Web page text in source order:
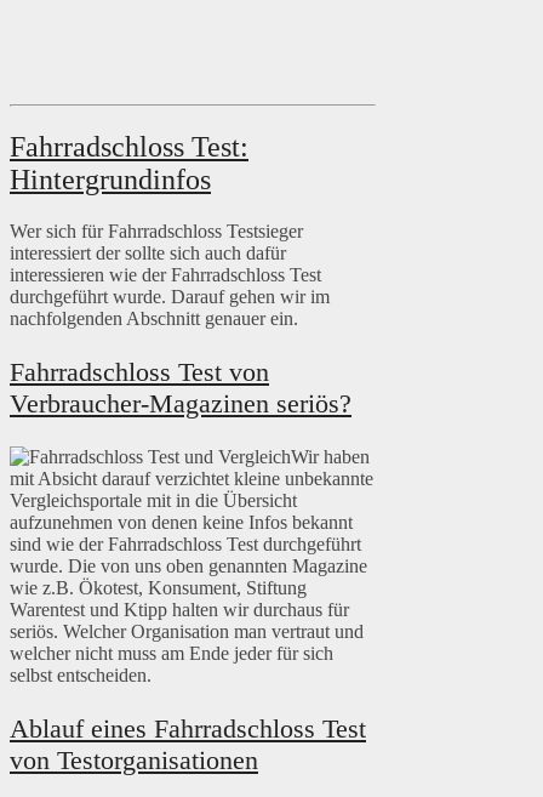
Fahrradschloss Test:
Hintergrundinfos
Wer sich für Fahrradschloss Testsieger
interessiert der sollte sich auch dafür
interessieren wie der Fahrradschloss Test
durchgeführt wurde. Darauf gehen wir im
nachfolgenden Abschnitt genauer ein.
Fahrradschloss Test von
Verbraucher-Magazinen seriös?
Wir haben
mit Absicht darauf verzichtet kleine unbekannte
Vergleichsportale mit in die Übersicht
aufzunehmen von denen keine Infos bekannt
sind wie der Fahrradschloss Test durchgeführt
wurde. Die von uns oben genannten Magazine
wie z.B. Ökotest, Konsument, Stiftung
Warentest und Ktipp halten wir durchaus für
seriös. Welcher Organisation man vertraut und
welcher nicht muss am Ende jeder für sich
selbst entscheiden.
Ablauf eines Fahrradschloss Test
von Testorganisationen